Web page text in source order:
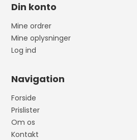
Din konto
Mine ordrer
Mine oplysninger
Log ind
Navigation
Forside
Prislister
Om os
Kontakt